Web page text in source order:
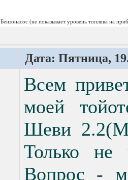
Бензонасос (не показывает уровень топлива на
Дата: Пятница,
Всем
моей
Шеви
Только не
Вопрос -